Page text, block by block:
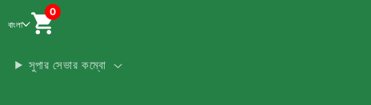
সুপার সেভার কম্বো
বাংলা
0